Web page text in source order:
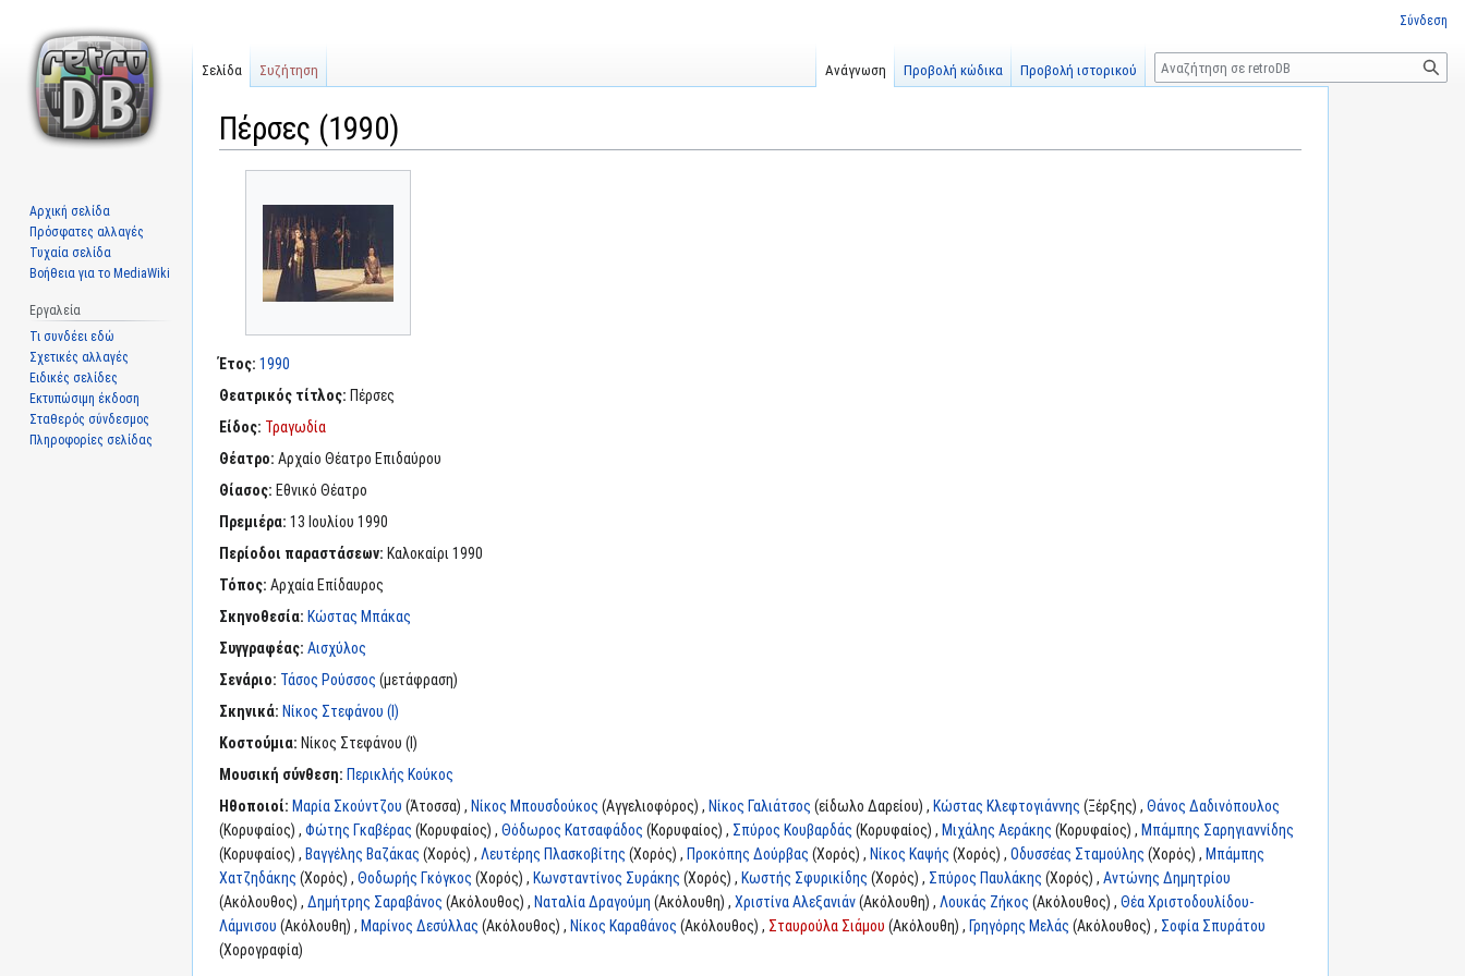
Πέρσες (1990)
πλοήγηση
αναζήτηση
Έτος: 1990
Θεατρικός τίτλος: Πέρσες
Είδος: Τραγωδία
Θέατρο: Αρχαίο Θέατρο Επιδαύρου
Θίασος: Εθνικό Θέατρο
Πρεμιέρα: 13 Ιουλίου 1990
Περίοδοι παραστάσεων: Καλοκαίρι 1990
Τόπος: Αρχαία Επίδαυρος
Σκηνοθεσία: Κώστας Μπάκας
Συγγραφέας: Αισχύλος
Σενάριο: Τάσος Ρούσσος (μετάφραση)
Σκηνικά: Νίκος Στεφάνου (I)
Κοστούμια: Νίκος Στεφάνου (I)
Μουσική σύνθεση: Περικλής Κούκος
Ηθοποιοί: Μαρία Σκούντζου (Άτοσσα) , Νίκος Μπουσδούκος (Αγγελιοφόρος) , Νίκος Γαλιάτσος (είδωλο Δαρείου) , Κώστας Κλεφτογιάννης (Ξέρξης) , Θάνος Δαδινόπουλος
(Κορυφαίος) , Φώτης Γκαβέρας (Κορυφαίος) , Θόδωρος Κατσαφάδος (Κορυφαίος) , Σπύρος Κουβαρδάς (Κορυφαίος) , Μιχάλης Αεράκης (Κορυφαίος) , Μπάμπης Σαρηγιαννίδης
(Κορυφαίος) , Βαγγέλης Βαζάκας (Χορός) , Λευτέρης Πλασκοβίτης (Χορός) , Προκόπης Δούρβας (Χορός) , Νίκος Καψής (Χορός) , Οδυσσέας Σταμούλης (Χορός) , Μπάμπης
Χατζηδάκης (Χορός) , Θοδωρής Γκόγκος (Χορός) , Κωνσταντίνος Συράκης (Χορός) , Κωστής Σφυρικίδης (Χορός) , Σπύρος Παυλάκης (Χορός) , Αντώνης Δημητρίου
(Ακόλουθος) , Δημήτρης Σαραβάνος (Ακόλουθος) , Ναταλία Δραγούμη (Ακόλουθη) , Χριστίνα Αλεξανιάν(Ακόλουθη) , Λουκάς Ζήκος (Ακόλουθος) , Θέα Χριστοδουλίδου-
Λάμνισου (Ακόλουθη) , Μαρίνος Δεσύλλας (Ακόλουθος) , Νίκος Καραθάνος (Ακόλουθος) , Σταυρούλα Σιάμου (Ακόλουθη) , Γρηγόρης Μελάς (Ακόλουθος) , Σοφία Σπυράτου
(Χορογραφία)
Σύνδεση
Σελίδα Συζήτηση Ανάγνωση Προβολή κώδικα Προβολή ιστορικού
Αναζήτηση
Αρχική σελίδα
Πρόσφατες αλλαγές
Τυχαία σελίδα
Βοήθεια για το MediaWiki
Εργαλεία
Τι συνδέει εδώ
Σχετικές αλλαγές
Ειδικές σελίδες
Εκτυπώσιμη έκδοση
Σταθερός σύνδεσμος
Πληροφορίες σελίδας